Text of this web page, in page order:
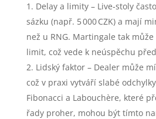
Delay a limity – Live‑stoly
sázku (např. 5 000 CZK) a mají
než u RNG. Martingale tak
limit, což vede k neúspěchu
Lidský faktor – Dealer může
což v praxi vytváří slabé
Fibonacci a Labouchère, které
řady proher, mohou být tímto